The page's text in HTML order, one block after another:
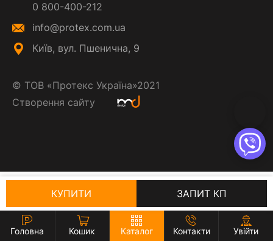
0 800-400-212
info@protex.com.ua
Київ, вул. Пшенична, 9
© ТОВ «Протекс Україна»2021
Створення сайту
КУПИТИ ЗАПИТ КП
Головна Кошик Каталог Контакти Увійти